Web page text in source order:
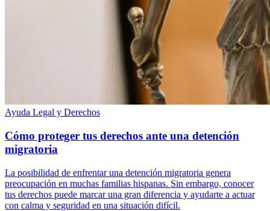
Ayuda Legal y Derechos
Cómo proteger tus derechos ante una detención
migratoria
La posibilidad de enfrentar una detención migratoria genera
preocupación en muchas familias hispanas. Sin embargo, conocer
tus derechos puede marcar una gran diferencia y ayudarte a actuar
con calma y seguridad en una situación difícil.